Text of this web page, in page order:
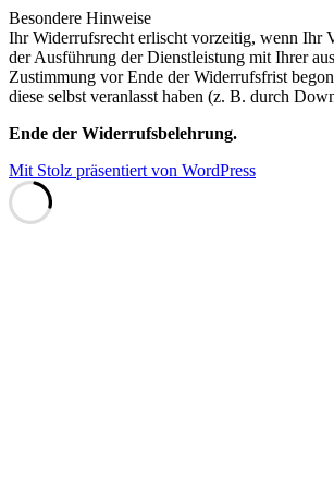
Besondere Hinweise
Ihr Widerrufsrecht erlischt vorzeitig, wenn Ihr
der Ausführung der Dienstleistung mit Ihrer
Zustimmung vor Ende der Widerrufsfrist
diese selbst veranlasst haben (z. B. durch
Ende der Widerrufsbelehrung.
Mit Stolz präsentiert von WordPress